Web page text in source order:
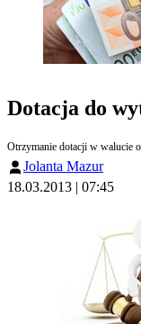
Dotacja do
Jolanta Mazur
18.03.2013 | 07:45